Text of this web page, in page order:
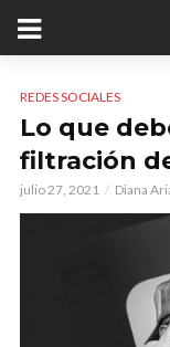
REDES SOCIALES
Lo que
filtración
julio 27, 2021 Diana